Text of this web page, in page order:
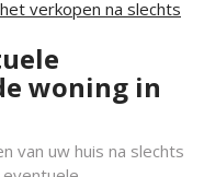
verkopen na slechts
woning in
van uw huis na slechts